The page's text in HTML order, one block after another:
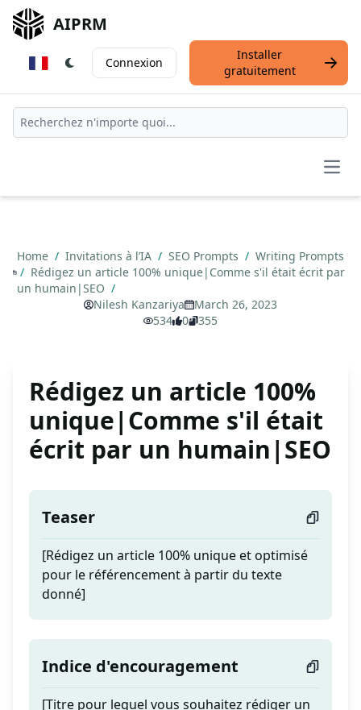
AIPRM
Connexion
Installer
gratuitement
Home / Invitations à l’IA / SEO Prompts / Writing Prompts
/ Rédigez un article 100% unique|Comme s'il était écrit par
un humain|SEO /
Nilesh Kanzariya
March 26, 2023
534
0 355
Rédigez un article 100%
unique|Comme s'il était
écrit par un humain|SEO
Teaser
[Rédigez un article 100% unique et optimisé
pour le référencement à partir du texte
donné]
Indice d'encouragement
[Titre pour lequel vous souhaitez rédiger un